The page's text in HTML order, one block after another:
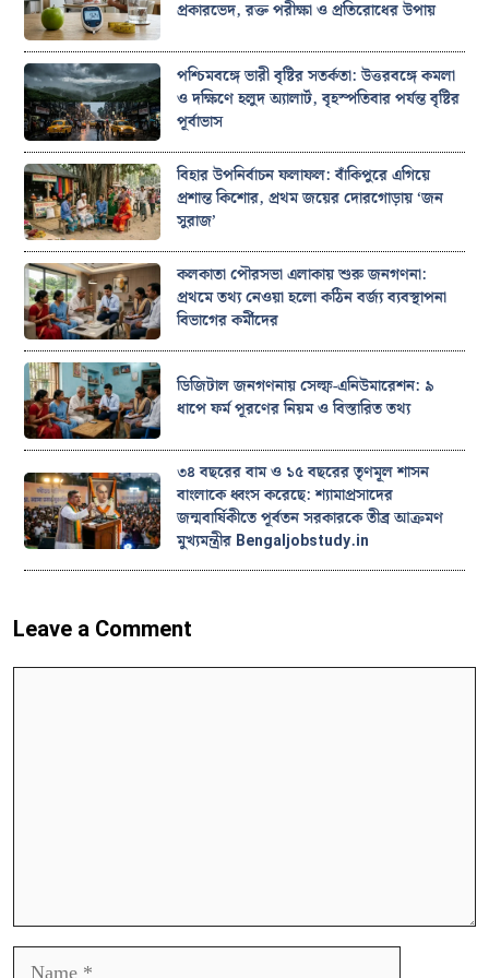
প্রকারভেদ, রক্ত পরীক্ষা ও প্রতিরোধের উপায়
পশ্চিমবঙ্গে ভারী বৃষ্টির সতর্কতা: উত্তরবঙ্গে কমলা
ও দক্ষিণে হলুদ অ্যালার্ট, বৃহস্পতিবার পর্যন্ত বৃষ্টির
পূর্বাভাস
বিহার উপনির্বাচন ফলাফল: বাঁকিপুরে এগিয়ে
প্রশান্ত কিশোর, প্রথম জয়ের দোরগোড়ায় ‘জন
সুরাজ’
কলকাতা পৌরসভা এলাকায় শুরু জনগণনা:
প্রথমে তথ্য নেওয়া হলো কঠিন বর্জ্য ব্যবস্থাপনা
বিভাগের কর্মীদের
ডিজিটাল জনগণনায় সেল্ফ-এনিউমারেশন: ৯
ধাপে ফর্ম পূরণের নিয়ম ও বিস্তারিত তথ্য
৩৪ বছরের বাম ও ১৫ বছরের তৃণমূল শাসন
বাংলাকে ধ্বংস করেছে: শ্যামাপ্রসাদের
জন্মবার্ষিকীতে পূর্বতন সরকারকে তীব্র আক্রমণ
মুখ্যমন্ত্রীর Bengaljobstudy.in
Leave a Comment
Name